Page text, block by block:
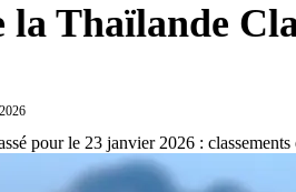
Thaïlande
pour le 23 janvier 2026 :